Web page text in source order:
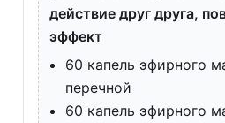
действие друг друга,
эффект
60 капель эфирного
перечной
60 капель эфирного